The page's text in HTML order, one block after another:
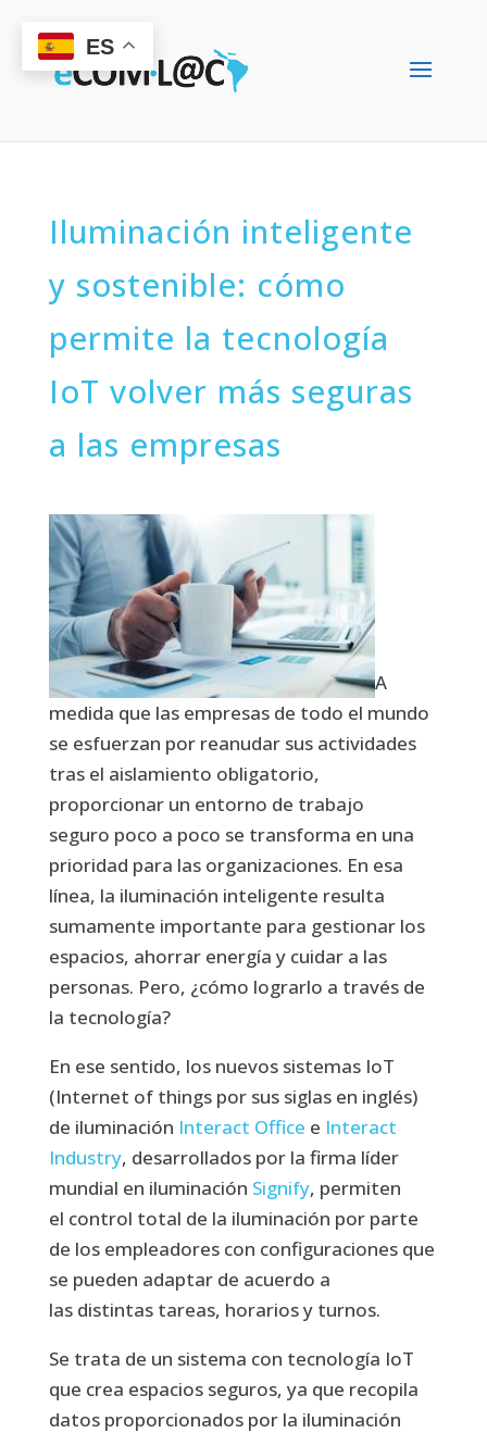
Iluminación inteligente
y sostenible: cómo
permite la tecnología
IoT volver más seguras
a las empresas
A
medida que las empresas de todo el mundo
se esfuerzan por reanudar sus actividades
tras el aislamiento obligatorio,
proporcionar un entorno de trabajo
seguro poco a poco se transforma en una
prioridad para las organizaciones. En esa
línea, la iluminación inteligente resulta
sumamente importante para gestionar los
espacios, ahorrar energía y cuidar a las
personas. Pero, ¿cómo lograrlo a través de
la tecnología?
En ese sentido, los nuevos sistemas IoT
(Internet of things por sus siglas en inglés)
de iluminación Interact Office e Interact
Industry, desarrollados por la firma líder
mundial en iluminación Signify, permiten
el control total de la iluminación por parte
de los empleadores con configuraciones que
se pueden adaptar de acuerdo a
las distintas tareas, horarios y turnos.
Se trata de un sistema con tecnología IoT
que crea espacios seguros, ya que recopila
datos proporcionados por la iluminación
ES